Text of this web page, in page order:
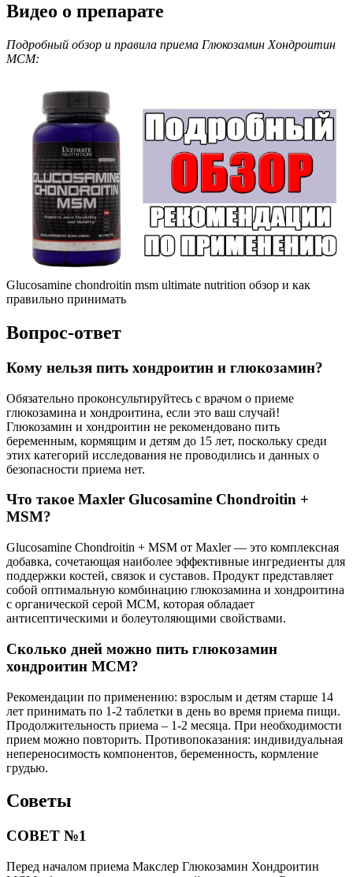
Видео о препарате
Подробный обзор и правила приема Глюкозамин Хондроитин
МСМ:
Glucosamine chondroitin msm ultimate nutrition обзор и как
правильно принимать
Вопрос-ответ
Кому нельзя пить хондроитин и глюкозамин?
Обязательно проконсультируйтесь с врачом о приеме
глюкозамина и хондроитина, если это ваш случай!
Глюкозамин и хондроитин не рекомендовано пить
беременным, кормящим и детям до 15 лет, поскольку среди
этих категорий исследования не проводились и данных о
безопасности приема нет.
Что такое Maxler Glucosamine Chondroitin +
MSM?
Glucosamine Chondroitin + MSM от Maxler — это комплексная
добавка, сочетающая наиболее эффективные ингредиенты для
поддержки костей, связок и суставов. Продукт представляет
собой оптимальную комбинацию глюкозамина и хондроитина
с органической серой МСМ, которая обладает
антисептическими и болеутоляющими свойствами.
Сколько дней можно пить глюкозамин
хондроитин МСМ?
Рекомендации по применению: взрослым и детям старше 14
лет принимать по 1-2 таблетки в день во время приема пищи.
Продолжительность приема – 1-2 месяца. При необходимости
прием можно повторить. Противопоказания: индивидуальная
непереносимость компонентов, беременность, кормление
грудью.
Советы
СОВЕТ №1
Перед началом приема Макслер Глюкозамин Хондроитин